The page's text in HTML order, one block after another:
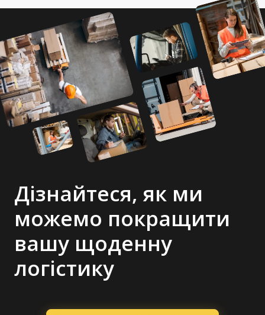
Дізнайтеся, як ми
можемо покращити
вашу щоденну
логістику